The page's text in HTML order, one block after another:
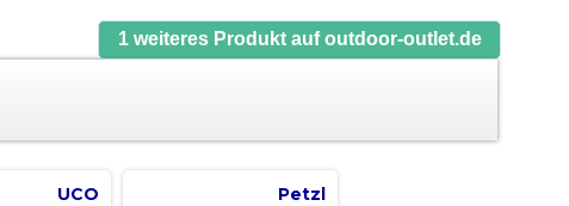
1 weiteres Produkt auf outdoor-outlet.de
UCO Petzl